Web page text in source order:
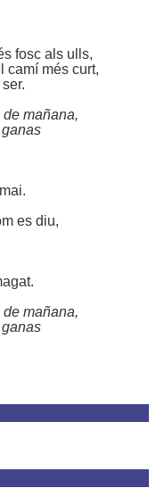
fosc als ulls,
camí més curt,
mañana,
es diu,
mañana,